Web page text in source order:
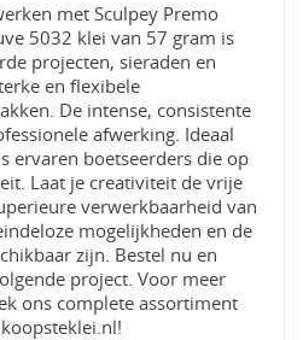
met Sculpey Premo
5032 klei van 57 gram is
projecten, sieraden en
en flexibele
De intense, consistente
afwerking. Ideaal
ervaren boetseerders die op
Laat je creativiteit de vrije
verwerkbaarheid van
mogelijkheden en de
zijn. Bestel nu en
project. Voor meer
ons complete assortiment